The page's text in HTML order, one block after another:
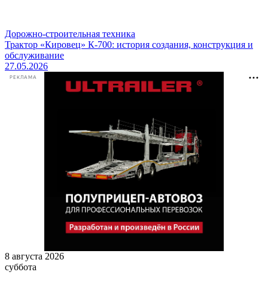
Дорожно-строительная техника
Трактор «Кировец» К-700: история создания, конструкция и
обслуживание
27.05.2026
РЕКЛАМА
8 августа 2026
суббота